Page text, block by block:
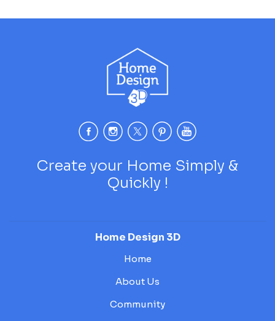
Create your Home Simply &
Quickly !
Home Design 3D
Home
About Us
Community